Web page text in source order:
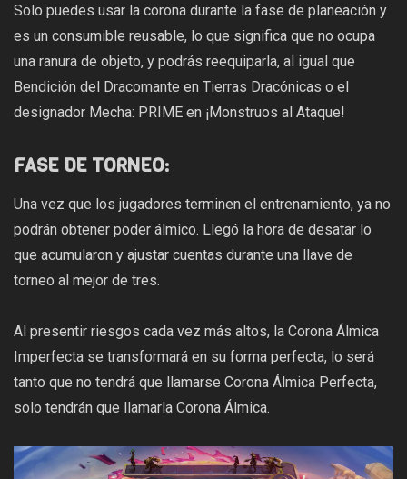
Solo puedes usar la corona durante la fase de planeación y
es un consumible reusable, lo que significa que no ocupa
una ranura de objeto, y podrás reequiparla, al igual que
Bendición del Dracomante en Tierras Dracónicas o el
designador Mecha: PRIME en ¡Monstruos al Ataque!
FASE DE TORNEO:
Una vez que los jugadores terminen el entrenamiento, ya no
podrán obtener poder álmico. Llegó la hora de desatar lo
que acumularon y ajustar cuentas durante una llave de
torneo al mejor de tres.
Al presentir riesgos cada vez más altos, la Corona Álmica
Imperfecta se transformará en su forma perfecta, lo será
tanto que no tendrá que llamarse Corona Álmica Perfecta,
solo tendrán que llamarla Corona Álmica.